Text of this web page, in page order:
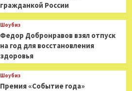
гражданкой России
Шоубиз
Федор Добронравов взял отпуск
на год для восстановления
здоровья
Шоубиз
Премия «Событие года»